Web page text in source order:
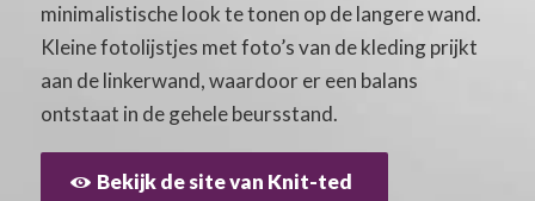
minimalistische look te tonen op de langere wand.
Kleine fotolijstjes met foto’s van de kleding prijkt
aan de linkerwand, waardoor er een balans
ontstaat in de gehele beursstand.
Bekijk de site van Knit-ted